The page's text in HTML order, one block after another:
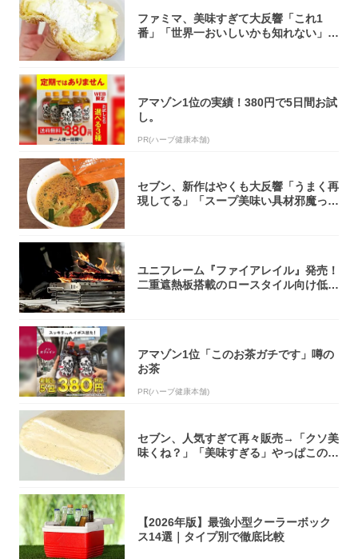
ファミマ、美味すぎて大反響「これ1
番」「世界一おいしいかも知れない」
アマゾン1位の実績！380円で5日間お試
し。
PR(ハーブ健康本舗)
セブン、新作はやくも大反響「うまく再
現してる」「スープ美味い具材邪魔って
ユニフレーム『ファイアレイル』発売！
二重遮熱板搭載のロースタイル向け低型
アマゾン1位「このお茶ガチです」噂の
お茶
PR(ハーブ健康本舗)
セブン、人気すぎて再々販売→「クソ美
味くね？」「美味すぎる」やっぱこのク
【2026年版】最強小型クーラーボック
ス14選｜タイプ別で徹底比較